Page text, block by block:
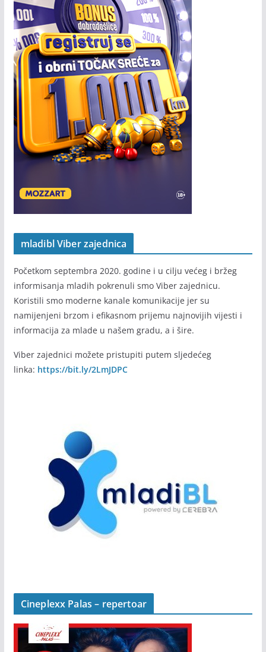
mladibl Viber zajednica
Početkom septembra 2020. godine i u cilju većeg i bržeg
informisanja mladih pokrenuli smo Viber zajednicu.
Koristili smo moderne kanale komunikacije jer su
namijenjeni brzom i efikasnom prijemu najnovijih vijesti i
informacija za mlade u našem gradu, a i šire.
Viber zajednici možete pristupiti putem sljedećeg
linka: https://bit.ly/2LmJDPC
Cineplexx Palas – repertoar